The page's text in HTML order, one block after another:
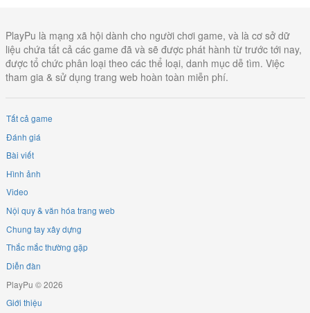
PlayPu là mạng xã hội dành cho người chơi game, và là cơ sở dữ
liệu chứa tất cả các game đã và sẽ được phát hành từ trước tới nay,
được tổ chức phân loại theo các thể loại, danh mục dễ tìm. Việc
tham gia & sử dụng trang web hoàn toàn miễn phí.
Tất cả game
Đánh giá
Bài viết
Hình ảnh
Video
Nội quy & văn hóa trang web
Chung tay xây dựng
Thắc mắc thường gặp
Diễn đàn
PlayPu © 2026
Giới thiệu